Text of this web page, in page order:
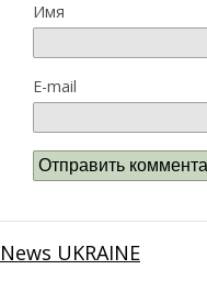
Имя
E-mail
News UKRAINE